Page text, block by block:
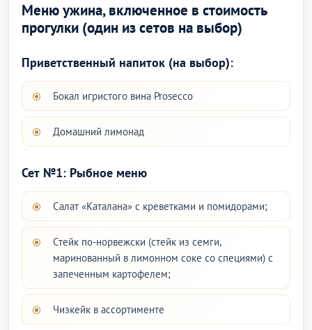
Меню ужина, включенное в стоимость
прогулки (один из сетов на выбор)
Приветственный напиток (на выбор):
Бокал игристого вина Prosecco
Домашний лимонад
Сет №1: Рыбное меню
Салат «Каталана» с креветками и помидорами;
Стейк по-норвежски (стейк из семги,
маринованный в лимонном соке со специями) с
запеченным картофелем;
Чизкейк в ассортименте